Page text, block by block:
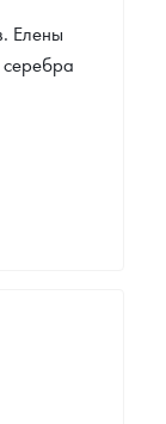
Елены